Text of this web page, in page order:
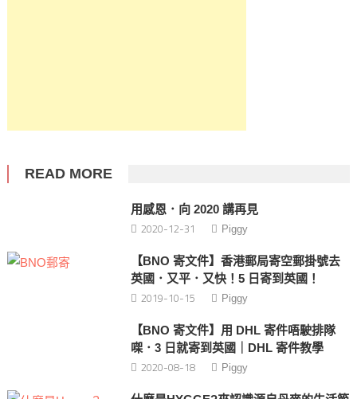
READ MORE
用感恩．向 2020 講再見
2020-12-31 Piggy
【BNO 寄文件】香港郵局寄空郵掛號去
英國．又平．又快！5 日寄到英國！
2019-10-15 Piggy
【BNO 寄文件】用 DHL 寄件唔駛排隊
㗎．3 日就寄到英國｜DHL 寄件教學
2020-08-18 Piggy